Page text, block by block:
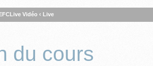
Vidéo ‹ Live
du cours